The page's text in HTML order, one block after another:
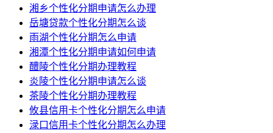
湘乡个性化分期申请怎么办理
岳塘贷款个性化分期怎么谈
雨湖个性化分期怎么申请
湘潭个性化分期申请如何申请
醴陵个性化分期办理教程
炎陵个性化分期申请怎么谈
茶陵个性化分期办理教程
攸县信用卡个性化分期怎么申请
渌口信用卡个性化分期怎么办理